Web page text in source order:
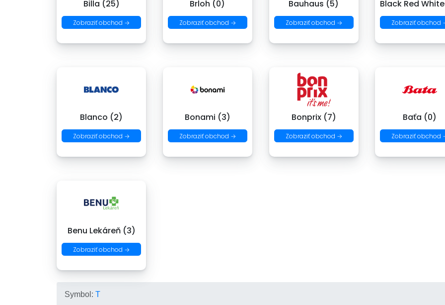
Billa (25)
Zobraziť obchod →
Brloh (0)
Zobraziť obchod →
Bauhaus (5)
Zobraziť obchod →
Black Red
Zobraziť obchod
Blanco (2)
Zobraziť obchod →
Bonami (3)
Zobraziť obchod →
Bonprix (7)
Zobraziť obchod →
Baťa (0)
Zobraziť obchod
Benu Lekáreň (3)
Zobraziť obchod →
Symbol: T